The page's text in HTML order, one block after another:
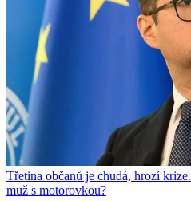
Třetina občanů je chudá, hrozí
muž s motorovkou?